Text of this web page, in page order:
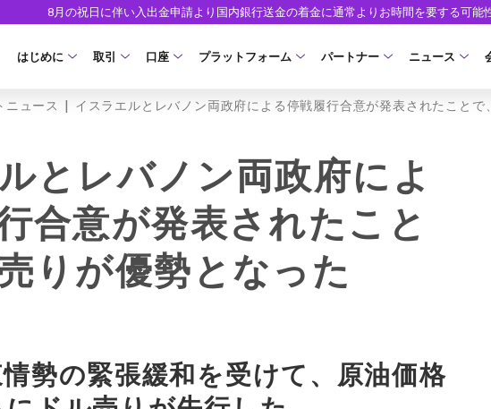
8月の祝日に伴い入出金申請より国内銀行送金の着金に通常よりお時間を要する可能
はじめに
安全性
取引
FX（通貨ペア）
現物株式
ETF
株式CFD
貴金属CFD
ソフトコモディティCFD NEW
スプレッド・手数料
ゼロカットとロスカット
スワップとロールオーバー
取引時間
口座
口座タイプ
法人のお客様
ゼロ口座 NEW
デモ口座
口座開設フォーム
必要書類
開設方法
プラットフォーム
MT4
cTrader
AXIORYアプリ
MT4/MT5 ヒス
EA(エキスパート
カスタムインジケ
通貨インデックス
パートナー
イントロデュース・パートナー
特別・VIPプログラム
ニュース
お知らせ
マーケットニュ
ニュース | イスラエルとレバノン両政府による停戦履行合意が発表されたことで
とレバノン両政府によ
合意が発表されたこと
りが優勢となった
情勢の緊張緩和を受けて、原油価格